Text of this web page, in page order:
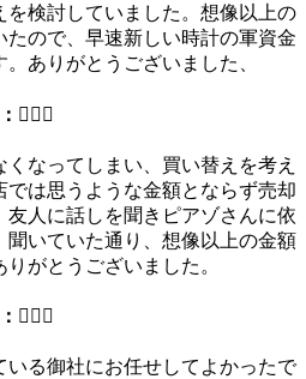
を検討していました。想像以上の
ので、早速新しい時計の軍資金
ありがとうございました、
なってしまい、買い替えを考え
は思うような金額とならず売却
友人に話しを聞きピアゾさんに依
聞いていた通り、想像以上の金額
がとうございました。
いる御社にお任せしてよかったで